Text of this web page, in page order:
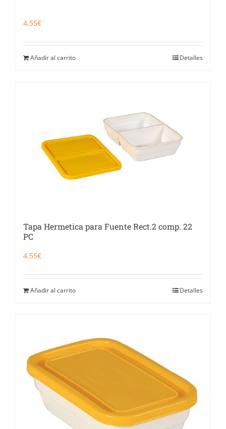
4,55€
Añadir al carrito Detalles
Tapa Hermetica para Fuente Rect.2 comp. 22
PC
4,55€
Añadir al carrito Detalles